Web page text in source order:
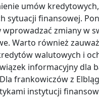
umów
sytuacji finansowej.
wprowadzać zmiany w
Warto również
walutowych i
informacyjny dla
frankowiczów z
instytucji